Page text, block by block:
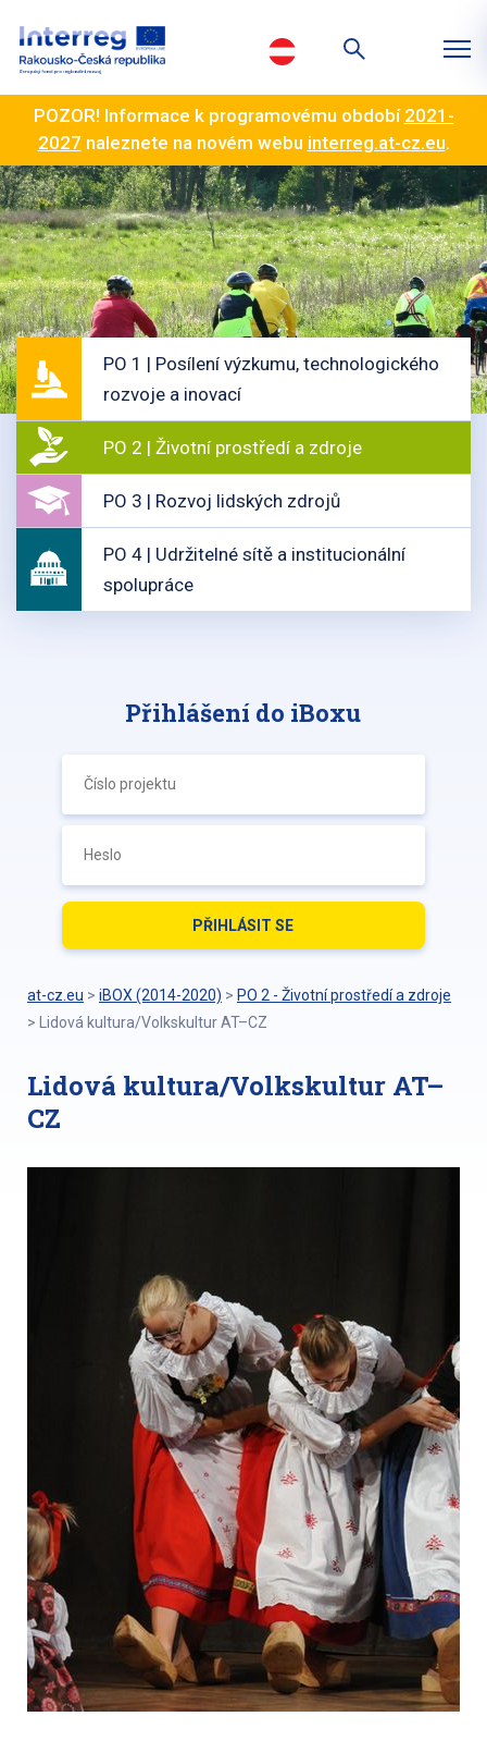
POZOR! Informace k programovému období 2021-
2027 naleznete na novém webu interreg.at-cz.eu.
PO 1 | Posílení výzkumu, technologického
rozvoje a inovací
PO 2 | Životní prostředí a zdroje
PO 3 | Rozvoj lidských zdrojů
PO 4 | Udržitelné sítě a institucionální
spolupráce
Přihlášení do iBoxu
at-cz.eu > iBOX (2014-2020) > PO 2 - Životní prostředí a zdroje
>
Lidová kultura/Volkskultur AT–CZ
Lidová kultura/Volkskultur AT–
CZ